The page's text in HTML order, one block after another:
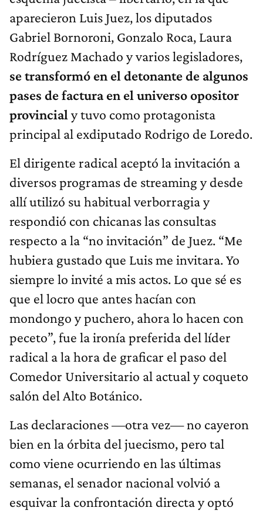
aparecieron Luis Juez, los diputados
Gabriel Bornoroni, Gonzalo Roca, Laura
Rodríguez Machado y varios legisladores,
se transformó en el detonante de algunos
pases de factura en el universo opositor
provincial y tuvo como protagonista
principal al exdiputado Rodrigo de Loredo.
El dirigente radical aceptó la invitación a
diversos programas de streaming y desde
allí utilizó su habitual verborragia y
respondió con chicanas las consultas
respecto a la “no invitación” de Juez. “Me
hubiera gustado que Luis me invitara. Yo
siempre lo invité a mis actos. Lo que sé es
que el locro que antes hacían con
mondongo y puchero, ahora lo hacen con
peceto”, fue la ironía preferida del líder
radical a la hora de graficar el paso del
Comedor Universitario al actual y coqueto
salón del Alto Botánico.
Las declaraciones —otra vez— no cayeron
bien en la órbita del juecismo, pero tal
como viene ocurriendo en las últimas
semanas, el senador nacional volvió a
esquivar la confrontación directa y optó